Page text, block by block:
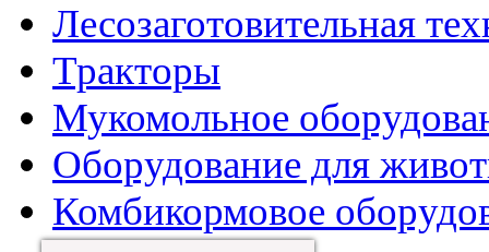
Лесозаготовительная
Тракторы
Мукомольное
Оборудование для
Комбикормовое